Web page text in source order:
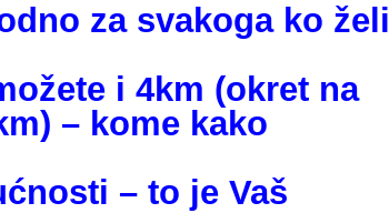
za svakoga ko želi
i 4km (okret na
– kome kako
– to je Vaš